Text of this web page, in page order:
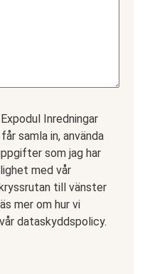
Inredningar
samla in, använda
som jag har
med vår
till vänster
mer om hur vi
dataskyddspolicy.